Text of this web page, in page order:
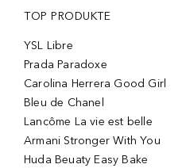
TOP PRODUKTE
YSL Libre
Prada Paradoxe
Carolina Herrera Good Girl
Bleu de Chanel
Lancôme La vie est belle
Armani Stronger With You
Huda Beuaty Easy Bake